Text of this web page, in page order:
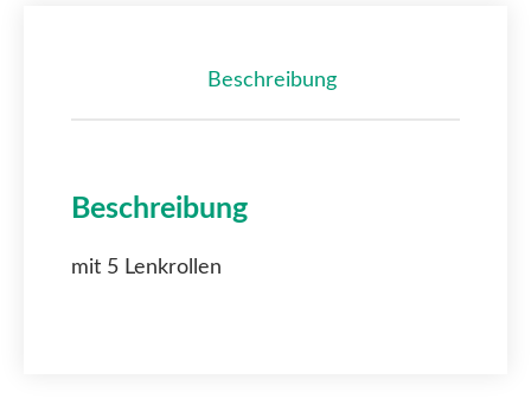
Beschreibung
Beschreibung
mit 5 Lenkrollen